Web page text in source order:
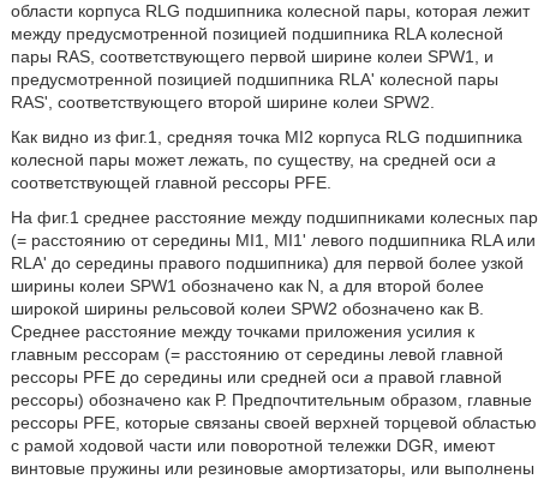
области корпуса RLG подшипника колесной пары, которая лежит
между предусмотренной позицией подшипника RLA колесной
пары RAS, соответствующего первой ширине колеи SPW1, и
предусмотренной позицией подшипника RLA' колесной пары
RAS', соответствующего второй ширине колеи SPW2.
Как видно из фиг.1, средняя точка MI2 корпуса RLG подшипника
колесной пары может лежать, по существу, на средней оси а
соответствующей главной рессоры PFE.
На фиг.1 среднее расстояние между подшипниками колесных пар
(= расстоянию от середины MI1, MI1' левого подшипника RLA или
RLA' до середины правого подшипника) для первой более узкой
ширины колеи SPW1 обозначено как N, а для второй более
широкой ширины рельсовой колеи SPW2 обозначено как В.
Среднее расстояние между точками приложения усилия к
главным рессорам (= расстоянию от середины левой главной
рессоры PFE до середины или средней оси а правой главной
рессоры) обозначено как Р. Предпочтительным образом, главные
рессоры PFE, которые связаны своей верхней торцевой областью
с рамой ходовой части или поворотной тележки DGR, имеют
винтовые пружины или резиновые амортизаторы, или выполнены